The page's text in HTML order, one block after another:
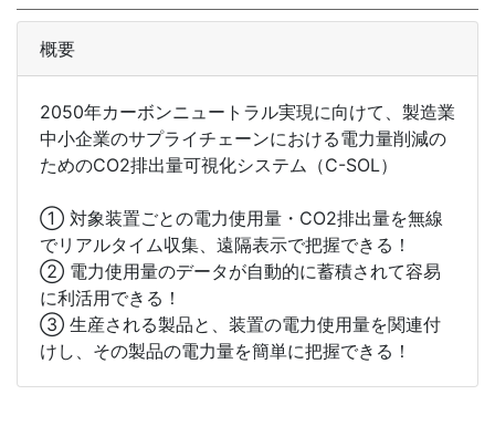
概要
2050年カーボンニュートラル実現に向けて、製造業
中小企業のサプライチェーンにおける電力量削減の
ためのCO2排出量可視化システム（C-SOL）
➀ 対象装置ごとの電力使用量・CO2排出量を無線
でリアルタイム収集、遠隔表示で把握できる！
➁ 電力使用量のデータが自動的に蓄積されて容易
に利活用できる！
③ 生産される製品と、装置の電力使用量を関連付
けし、その製品の電力量を簡単に把握できる！